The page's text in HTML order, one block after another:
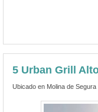
5 Urban Grill
Ubicado en Molina de Segura